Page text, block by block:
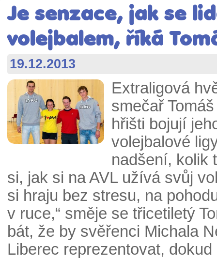
Je senzace, jak se
volejbalem, říká
19.12.2013
Extraligová
smečař
hřišti bojují
volejbalové
nadšení, kolik
si, jak si na AVL užívá svůj
si hraju bez stresu, na
v ruce,“ směje se třicetiletý
bát, že by svěřenci Michala
Liberec reprezentovat,